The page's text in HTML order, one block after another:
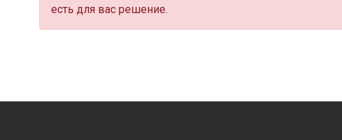
есть для вас решение.